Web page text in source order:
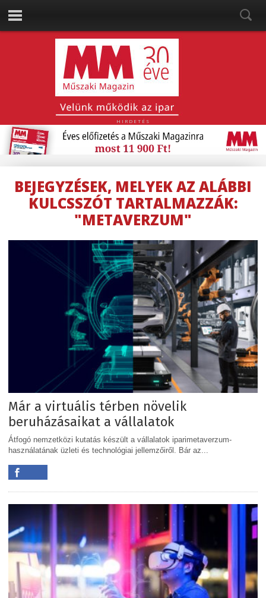
HIRDETÉS
BEJEGYZÉSEK, MELYEK AZ ALÁBBI
KULCSSZÓT TARTALMAZZÁK:
"METAVERZUM"
Már a virtuális térben növelik
beruházásaikat a vállalatok
Átfogó nemzetközi kutatás készült a vállalatok iparimetaverzum-
használatának üzleti és technológiai jellemzőiről. Bár az...